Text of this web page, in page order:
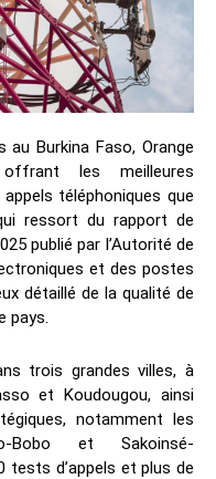
au Burkina Faso, Orange
offrant les meilleures
téléphoniques que
ressort du rapport de
publié par l’Autorité de
et des postes
détaillé de la qualité de
pays.
trois grandes villes, à
et Koudougou, ainsi
notamment les
Bobo et Sakoinsé-
tests d’appels et plus de